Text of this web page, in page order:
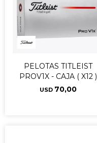
PELOTAS TITLEIST
PROV1X - CAJA ( X12 )
USD 70,00